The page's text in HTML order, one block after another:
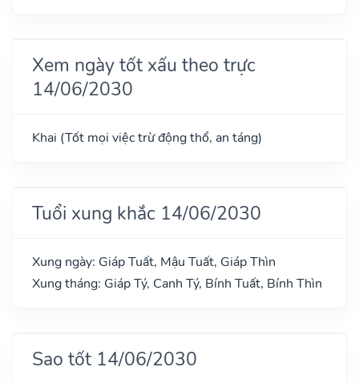
Xem ngày tốt xấu theo trực
14/06/2030
Khai (Tốt mọi việc trừ động thổ, an táng)
Tuổi xung khắc 14/06/2030
Xung ngày: Giáp Tuất, Mậu Tuất, Giáp Thìn
Xung tháng: Giáp Tý, Canh Tý, Bính Tuất, Bính Thìn
Sao tốt 14/06/2030